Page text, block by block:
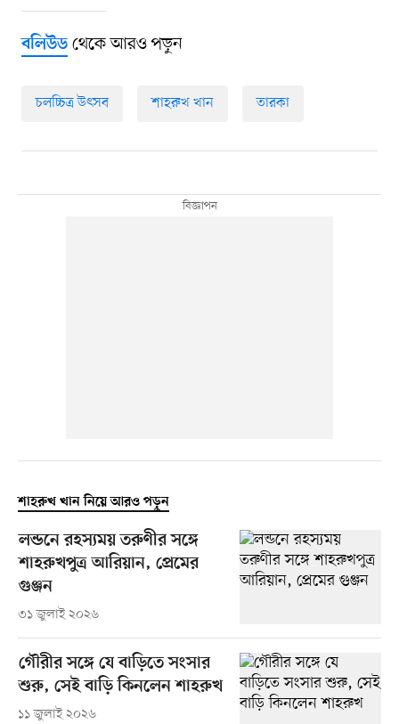
বলিউডথেকে আরও পড়ুন
চলচ্চিত্র উৎসব শাহরুখ খান তারকা
শাহরুখ খান নিয়ে আরও পড়ুন
লন্ডনে রহস্যময় তরুণীর সঙ্গে
শাহরুখপুত্র আরিয়ান, প্রেমের
গুঞ্জন
৩১ জুলাই ২০২৬
গৌরীর সঙ্গে যে বাড়িতে সংসার
শুরু, সেই বাড়ি কিনলেন শাহরুখ
১১ জুলাই ২০২৬